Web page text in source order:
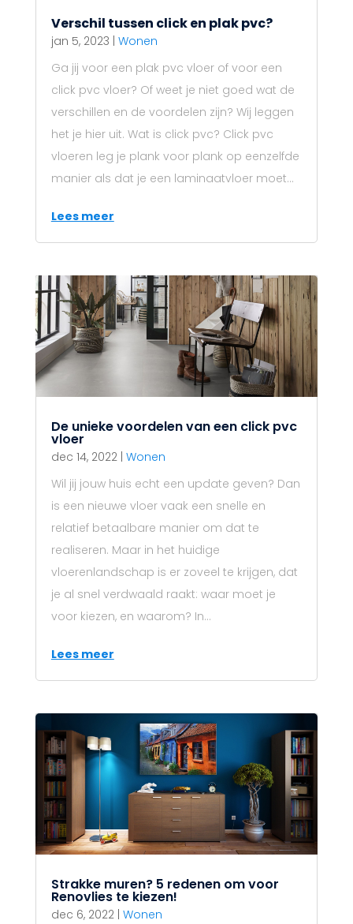
Verschil tussen click en plak pvc?
jan 5, 2023 Wonen
Ga jij voor een plak pvc vloer of voor een
click pvc vloer? Of weet je niet goed wat de
verschillen en de voordelen zijn? Wij leggen
het je hier uit. Wat is click pvc? Click pvc
vloeren leg je plank voor plank op eenzelfde
manier als dat je een laminaatvloer moet...
Lees meer
De unieke voordelen van een click pvc
vloer
dec 14, 2022| Wonen
Wil jij jouw huis echt een update geven? Dan
is een nieuwe vloer vaak een snelle en
relatief betaalbare manier om dat te
realiseren. Maar in het huidige
vloerenlandschap is er zoveel te krijgen, dat
je al snel verdwaald raakt: waar moet je
voor kiezen, en waarom? In...
Lees meer
Strakke muren? 5 redenen om voor
Renovlies te kiezen!
dec 6, 2022| Wonen